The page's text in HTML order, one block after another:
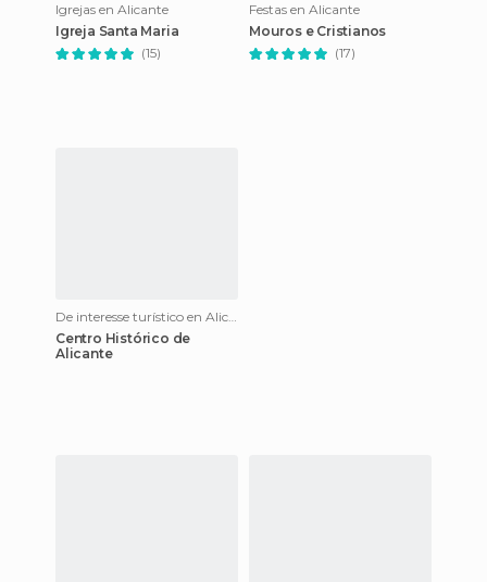
Igrejas en Alicante
Igreja Santa Maria
(15)
Festas en Alicante
Mouros e Cristianos
(17)
De interesse turístico en Alicante
Centro Histórico de
Alicante